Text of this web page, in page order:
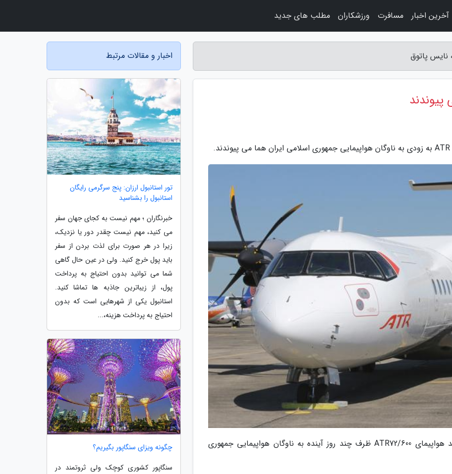
به گزارش اداره کل روابط عمومی هما، دو فروند هواپیمای ATR72/600 ظرف چند روز آینده به ناوگان هواپیمایی جمهوری
اخبار و مقالات مرتبط
تور استانبول ارزان: پنج سرگرمی رایگان
استانبول را بشناسید
خبرنگاران ؛ مهم نیست به کجای جهان سفر
می کنید، مهم نیست چقدر دور یا نزدیک،
زیرا در هر صورت برای لذت بردن از سفر
باید پول خرج کنید. ولی در عین حال گاهی
شما می توانید بدون احتیاج به پرداخت
پول، از زیباترین جاذبه ها تماشا کنید.
استانبول یکی از شهرهایی است که بدون
احتیاج به پرداخت هزینه،...
چگونه ویزای سنگاپور بگیریم؟
سنگاپور کشوری کوچک ولی ثروتمند در
آخرین اخبار مسافرت ورزشکاران مطلب های جدید